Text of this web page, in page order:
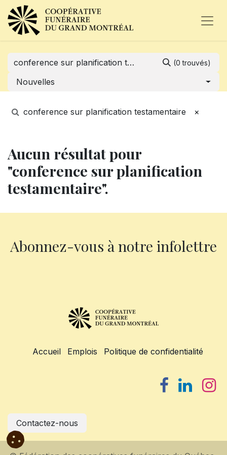
Nouvelles
(0 trouvés)
conference sur planification testamentaire ×
Aucun résultat pour
"conference sur planification
testamentaire".
Abonnez-vous à notre infolettre
Accueil Emplois Politique de confidentialité
Contactez-nous